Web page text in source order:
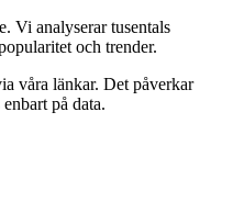
Vi analyserar tusentals
och trender.
våra länkar. Det påverkar
på data.